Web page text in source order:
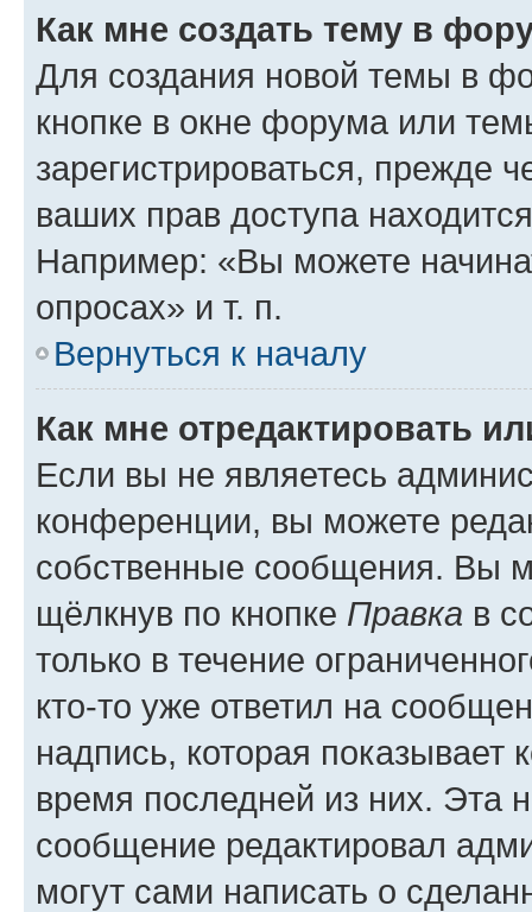
Как мне создать тему в
Для создания новой темы в
кнопке в окне форума или
зарегистрироваться, прежде
ваших прав доступа
Например: «Вы можете
опросах» и т. п.
Вернуться к началу
Как мне отредактировать
Если вы не являетесь
конференции, вы можете
собственные сообщения. Вы
щёлкнув по кнопке Правка в
только в течение
кто-то уже ответил на
надпись, которая показывает
время последней из них. Эта
сообщение редактировал
могут сами написать о